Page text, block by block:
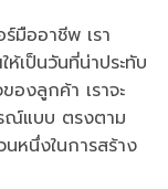
ร์มืออาชีพ เรา
เป็นวันที่น่าประทับ
องลูกค้า เราจะ
ณ์แบบ ตรงตาม
หนึ่งในการสร้าง